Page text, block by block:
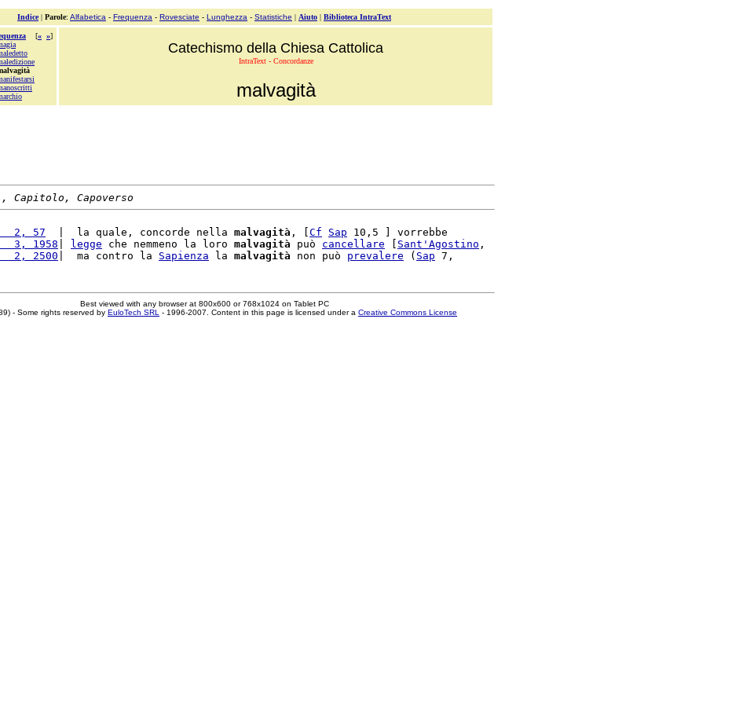
Indice| Parole: Alfabetica - Frequenza - Rovesciate - Lunghezza - Statistiche | Aiuto | Biblioteca IntraText
[« »]
Catechismo della Chiesa Cattolica
IntraText - Concordanze
malvagità
Capitolo, Capoverso
2, 57
  |  la quale, concorde nella
malvagità , [ Cf Sap 10,5 ] vorrebbe
3, 1958
legge che nemmeno la loro malvagità può cancellare Sant' Agostino ,
2, 2500
|  ma contro la Sapienza la malvagità non può prevalere ( Sap
Best viewed with any browser at 800x600 or 768x1024 on Tablet PC
- Some rights reserved by EuloTech SRL - 1996-2007. Content in this page is licensed under a Creative Commons License